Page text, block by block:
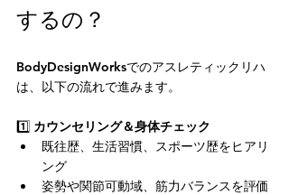
するの？
BodyDesignWorksでのアスレティックリハ
は、以下の流れで進みます。
1️⃣ カウンセリング＆身体チェック
既往歴、生活習慣、スポーツ歴をヒアリ
ング
姿勢や関節可動域、筋力バランスを評価